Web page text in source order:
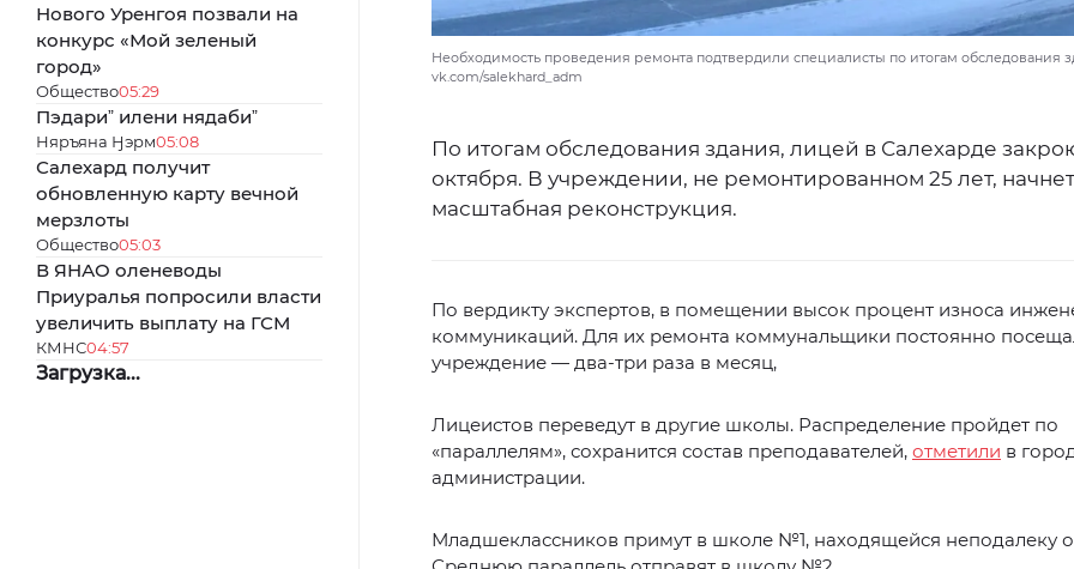
Нового Уренгоя позвали на
конкурс «Мой зеленый
город»
Общество05:29
Пэдариˮ илени нядабиˮ
Няръяна Ӈэрм05:08
Салехард получит
обновленную карту вечной
мерзлоты
Общество05:03
В ЯНАО оленеводы
Приуралья попросили власти
увеличить выплату на ГСМ
КМНС04:57
Загрузка...
Необходимость проведения ремонта подтвердили специалисты по итогам обследования
vk.com/salekhard_adm
По итогам обследования здания, лицей в Салехарде
октября. В учреждении, не ремонтированном 25 лет,
масштабная реконструкция.
По вердикту экспертов, в помещении высок процент износа
коммуникаций. Для их ремонта коммунальщики постоянно
учреждение — два-три раза в месяц,
Лицеистов переведут в другие школы. Распределение пройдет по
«параллелям», сохранится состав преподавателей, отметили в
администрации.
Младшеклассников примут в школе №1, находящейся неподалеку